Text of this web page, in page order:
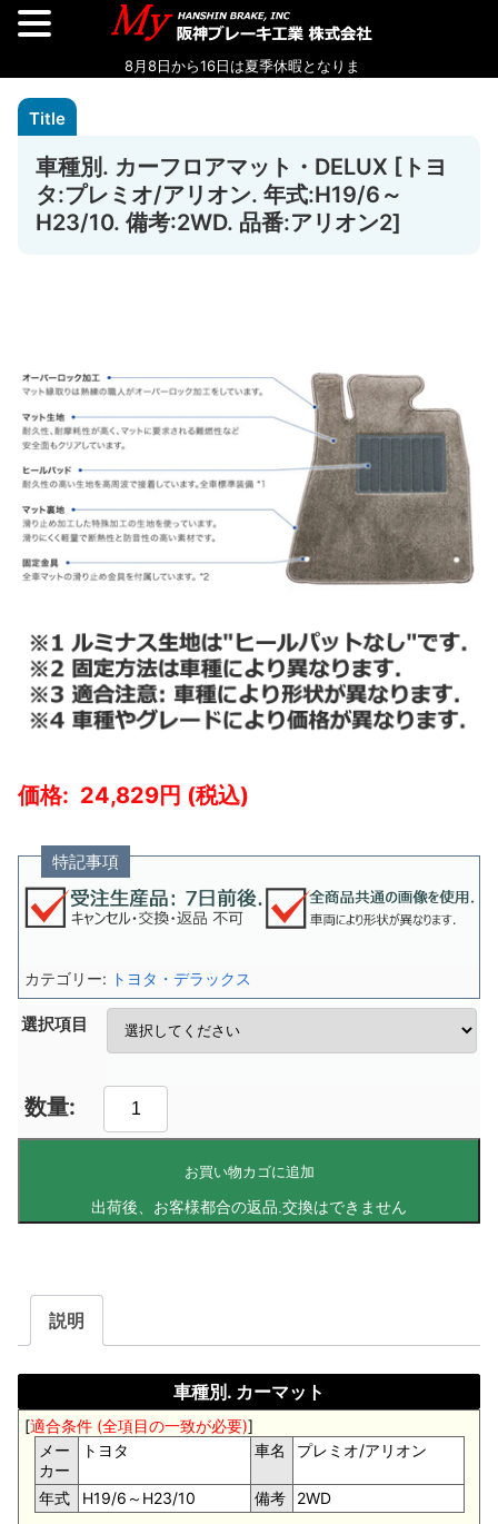
車種別. カーフロアマット・DELUX [トヨ
タ:プレミオ/アリオン. 年式:H19/6～
H23/10. 備考:2WD. 品番:アリオン2]
24,829
特記事項
選択項目
お買い物カゴに追加
カテゴリー: トヨタ・デラックス
説明
車種別. カーマット
[適合条件 (全項目の一致が必要)]
メー
カー
トヨタ 車名 プレミオ/アリオン
年式 H19/6～H23/10 備考 2WD